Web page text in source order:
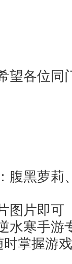
望各位同
腹黑萝莉
图片即可
水寒手游
掌握游